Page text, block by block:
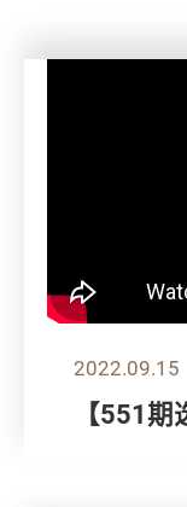
2022.09.15
【551期